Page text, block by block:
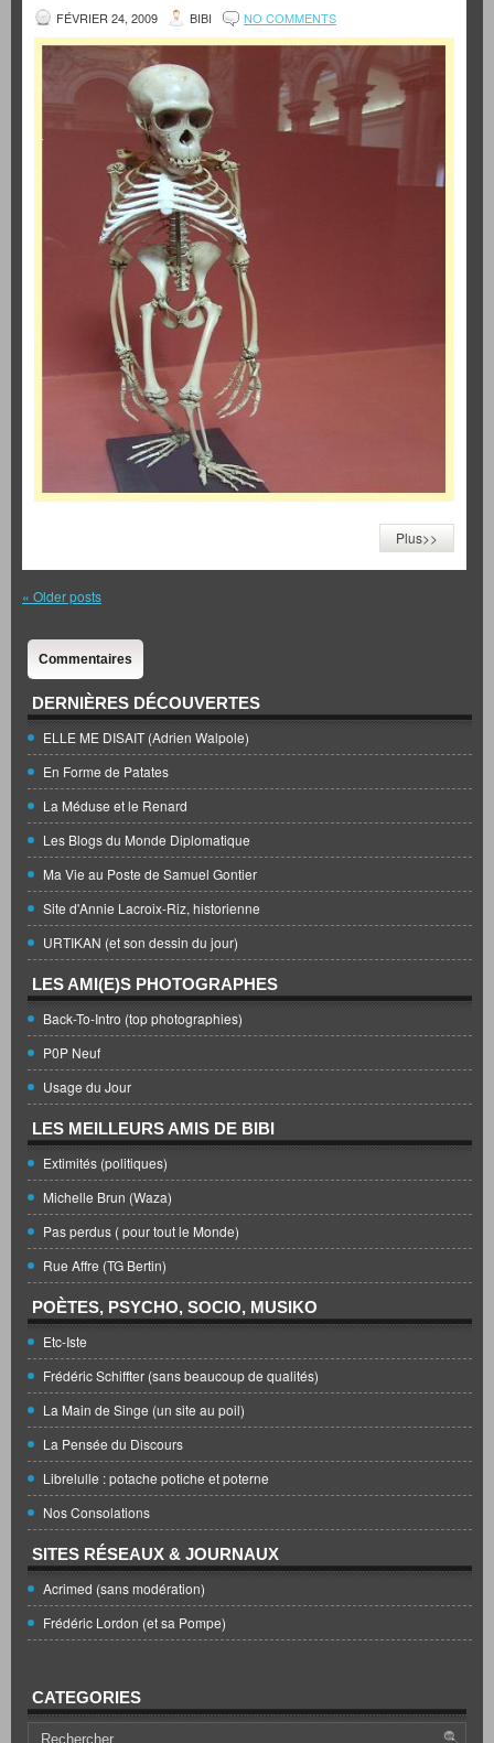
FÉVRIER 24, 2009 BIBI NO COMMENTS
Plus>>
« Older posts
Commentaires
DERNIÈRES DÉCOUVERTES
ELLE ME DISAIT (Adrien Walpole)
En Forme de Patates
La Méduse et le Renard
Les Blogs du Monde Diplomatique
Ma Vie au Poste de Samuel Gontier
Site d'Annie Lacroix-Riz, historienne
URTIKAN (et son dessin du jour)
LES AMI(E)S PHOTOGRAPHES
Back-To-Intro (top photographies)
P0P Neuf
Usage du Jour
LES MEILLEURS AMIS DE BIBI
Extimités (politiques)
Michelle Brun (Waza)
Pas perdus ( pour tout le Monde)
Rue Affre (TG Bertin)
POÈTES, PSYCHO, SOCIO, MUSIKO
Etc-Iste
Frédéric Schiffter (sans beaucoup de qualités)
La Main de Singe (un site au poil)
La Pensée du Discours
Librelulle : potache potiche et poterne
Nos Consolations
SITES RÉSEAUX & JOURNAUX
Acrimed (sans modération)
Frédéric Lordon (et sa Pompe)
CATEGORIES